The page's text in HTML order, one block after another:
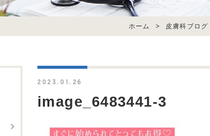
ホーム > 皮膚科ブログ
2023.01.26
image_6483441-3